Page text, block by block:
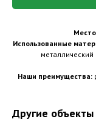
Использованные
Наши преимущества:
Другие объекты